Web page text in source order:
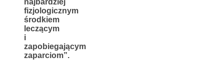
fizjologicznym
środkiem
leczącym
i
zapobiegającym
zaparciom”.